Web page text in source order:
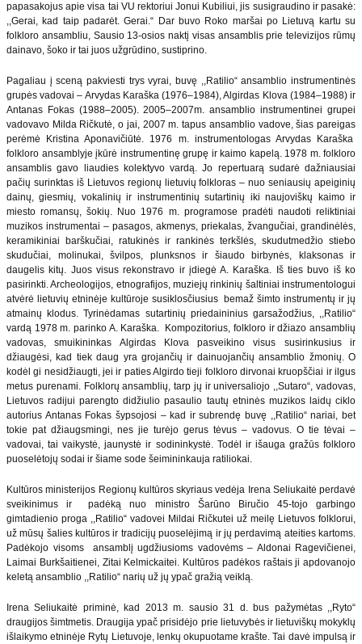
papasakojus apie visa tai VU rektoriui Jonui Kubiliui, jis susigraudino ir pasakė:
,,Gerai, kad taip padarėt. Gerai.“ Dar buvo Roko maršai po Lietuvą kartu su
folkloro ansambliu, Sausio 13-osios naktį visas ansamblis prie televizijos rūmų
dainavo, šoko ir tai juos užgrūdino, sustiprino.
Pagaliau į sceną pakviesti trys vyrai, buvę ,,Ratilio“ ansamblio instrumentinės
grupės vadovai – Arvydas Karaška (1976–1984), Algirdas Klova (1984–1988) ir
Antanas Fokas (1988–2005). 2005–2007m. ansamblio instrumentinei grupei
vadovavo Milda Ričkutė, o jai, 2007 m. tapus ansamblio vadove, šias pareigas
perėmė Kristina Aponavičiūtė. 1976 m. instrumentologas Arvydas Karaška
folkloro ansamblyje įkūrė instrumentinę grupę ir kaimo kapelą. 1978 m. folkloro
ansamblis gavo liaudies kolektyvo vardą. Jo repertuarą sudarė dažniausiai
pačių surinktas iš Lietuvos regionų lietuvių folkloras – nuo seniausių apeiginių
dainų, giesmių, vokalinių ir instrumentinių sutartinių iki naujoviškų kaimo ir
miesto romansų, šokių. Nuo 1976 m. programose pradėti naudoti reliktiniai
muzikos instrumentai – pasagos, akmenys, priekalas, žvangučiai, grandinėlės,
keramikiniai barškučiai, ratukinės ir rankinės terkšlės, skudutmedžio stiebo
skudučiai, molinukai, švilpos, plunksnos ir šiaudo birbynės, klaksonas ir
daugelis kitų. Juos visus rekonstravo ir įdiegė A. Karaška. Iš ties buvo iš ko
pasirinkti. Archeologijos, etnografijos, muziejų rinkinių šaltiniai instrumentologui
atvėrė lietuvių etninėje kultūroje susiklosčiusius bemaž šimto instrumentų ir jų
atmainų klodus. Tyrinėdamas sutartinių priedaininius garsažodžius, ,,Ratilio“
vardą 1978 m. parinko A. Karaška. Kompozitorius, folkloro ir džiazo ansamblių
vadovas, smuikininkas Algirdas Klova pasveikino visus susirinkusius ir
džiaugėsi, kad tiek daug yra grojančių ir dainuojančių ansamblio žmonių. O
kodėl gi nesidžiaugti, jei ir paties Algirdo tieji folkloro dirvonai kruopščiai ir ilgus
metus purenami. Folklorų ansamblių, tarp jų ir universaliojo ,,Sutaro“, vadovas,
Lietuvos radijui parengto didžiulio pasaulio tautų etninės muzikos laidų ciklo
autorius Antanas Fokas šypsojosi – kad ir subrendę buvę ,,Ratilio“ nariai, bet
tokie pat džiaugsmingi, nes jie turėjo gerus tėvus – vadovus. O tie tėvai –
vadovai, tai vaikystė, jaunystė ir sodininkystė. Todėl ir išauga gražūs folkloro
puoselėtojų sodai ir šiame sode šeimininkauja ratiliokai.
Kultūros ministerijos Regionų kultūros skyriaus vedėja Irena Seliukaitė perdavė
sveikinimus ir padėką nuo ministro Šarūno Biručio 45-tojo garbingo
gimtadienio proga ,,Ratilio“ vadovei Mildai Ričkutei už meilę Lietuvos folklorui,
už mūsų šalies kultūros ir tradicijų puoselėjimą ir jų perdavimą ateities kartoms.
Padėkojo visoms ansamblį ugdžiusioms vadovėms – Aldonai Ragevičienei,
Laimai Burkšaitienei, Zitai Kelmickaitei. Kultūros padėkos raštais ji apdovanojo
keletą ansamblio ,,Ratilio“ narių už jų ypač gražią veiklą.
Irena Seliukaitė priminė, kad 2013 m. sausio 31 d. bus pažymėtas ,,Ryto“
draugijos šimtmetis. Draugija ypač prisidėjo prie lietuvybės ir lietuviškų mokyklų
išlaikymo etninėje Rytų Lietuvoje, lenkų okupuotame krašte. Tai davė impulsą ir